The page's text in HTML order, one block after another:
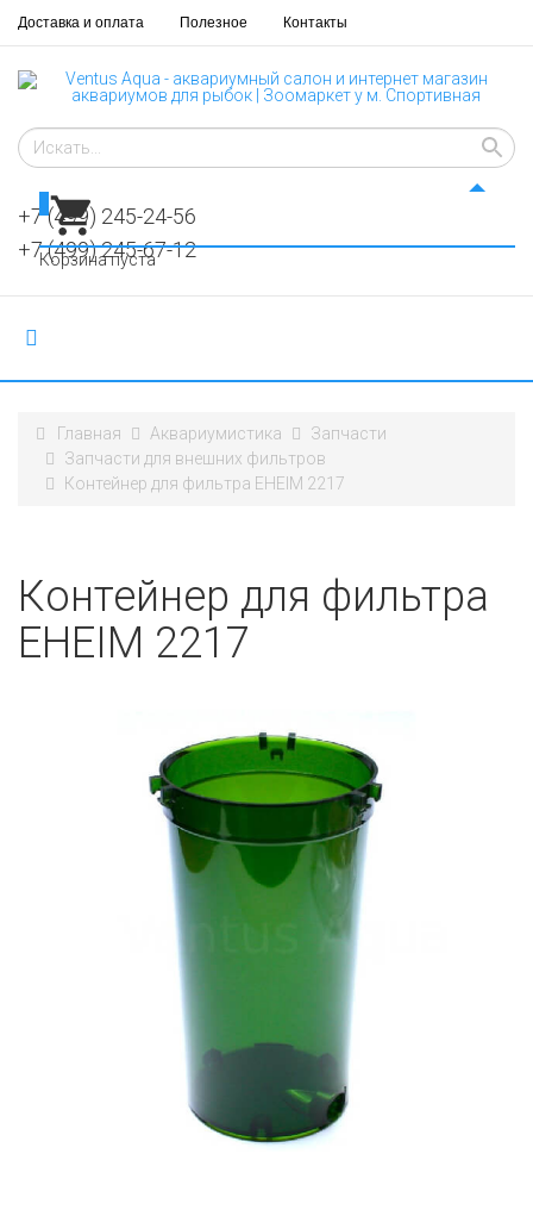
Доставка и оплата Полезное Контакты
+7 (499) 245-24-56
+7 (499) 245-67-12
Корзина пуста
Главная Аквариумистика
Запчасти
Запчасти для внешних фильтров
Контейнер для фильтра EHEIM 2217
Контейнер для фильтра
EHEIM 2217